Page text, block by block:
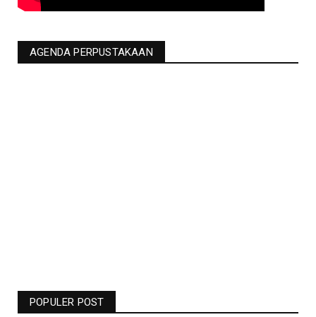
AGENDA PERPUSTAKAAN
POPULER POST
Barcelona Vs Man United Live RCTI -
Bolasport.com